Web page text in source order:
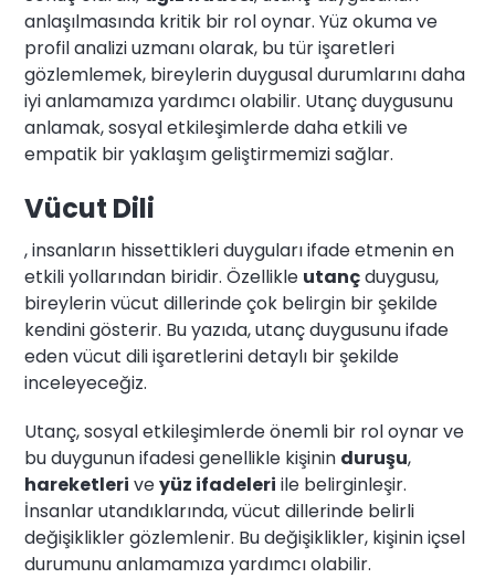
anlaşılmasında kritik bir rol oynar. Yüz okuma ve
profil analizi uzmanı olarak, bu tür işaretleri
gözlemlemek, bireylerin duygusal durumlarını daha
iyi anlamamıza yardımcı olabilir. Utanç duygusunu
anlamak, sosyal etkileşimlerde daha etkili ve
empatik bir yaklaşım geliştirmemizi sağlar.
Vücut Dili
, insanların hissettikleri duyguları ifade etmenin en
etkili yollarından biridir. Özellikle utançduygusu,
bireylerin vücut dillerinde çok belirgin bir şekilde
kendini gösterir. Bu yazıda, utanç duygusunu ifade
eden vücut dili işaretlerini detaylı bir şekilde
inceleyeceğiz.
Utanç, sosyal etkileşimlerde önemli bir rol oynar ve
bu duygunun ifadesi genellikle kişinin duruşu,
hareketleri veyüz ifadeleri ile belirginleşir.
İnsanlar utandıklarında, vücut dillerinde belirli
değişiklikler gözlemlenir. Bu değişiklikler, kişinin içsel
durumunu anlamamıza yardımcı olabilir.